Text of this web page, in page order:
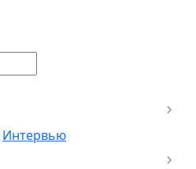
Интервью